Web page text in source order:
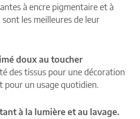
à encre pigmentaire et à
les meilleures de leur
doux au toucher
des tissus pour une décoration
pour un usage quotidien.
à la lumière et au lavage.